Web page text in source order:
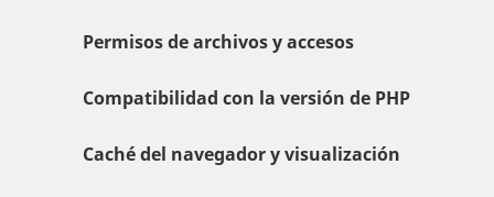
Permisos de archivos y accesos
Compatibilidad con la versión de PHP
Caché del navegador y visualización